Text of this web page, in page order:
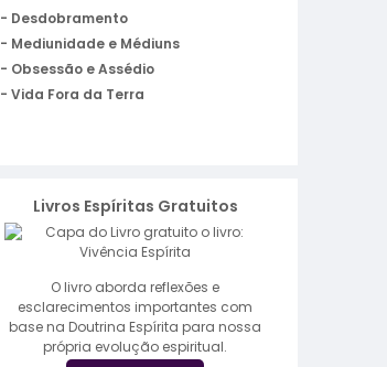
- Desdobramento
- Mediunidade e Médiuns
- Obsessão e Assédio
- Vida Fora da Terra
Livros Espíritas Gratuitos
O livro aborda reflexões e
esclarecimentos importantes com
base na Doutrina Espírita para nossa
própria evolução espiritual.